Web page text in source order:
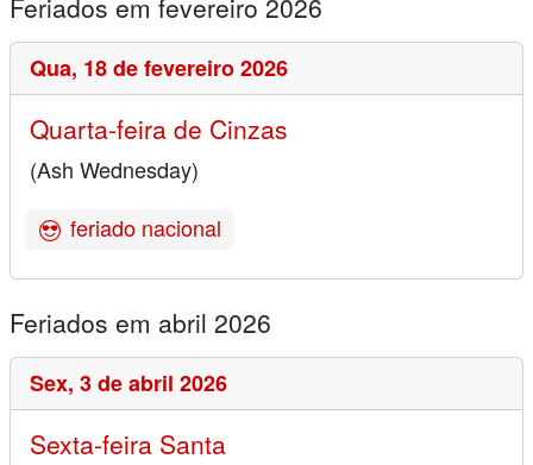
Qua, 18 de fevereiro 2026
Quarta-feira de Cinzas
(Ash Wednesday)
feriado nacional
Feriados em abril 2026
Sex, 3 de abril 2026
Sexta-feira Santa